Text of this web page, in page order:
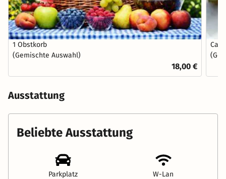
1 Obstkorb
(Gemischte Auswahl)
18,00 €
Ausstattung
Beliebte Ausstattung
Parkplatz W-Lan